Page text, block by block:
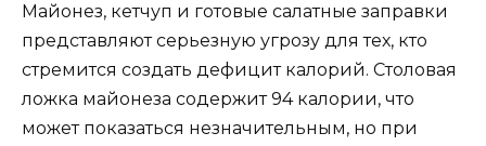
Майонез, кетчуп и готовые салатные заправки
представляют серьезную угрозу для тех, кто
стремится создать дефицит калорий. Столовая
ложка майонеза содержит 94 калории, что
может показаться незначительным, но при